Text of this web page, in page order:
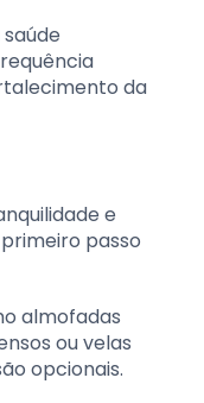
da
e
passo
almofadas
ou velas
opcionais.